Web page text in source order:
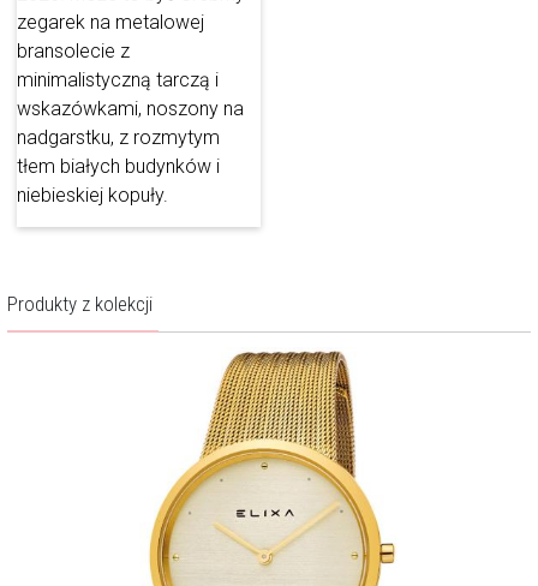
jednej strony to aktualne tendencje, z drugiej twórcy marki składają
hołd kobiecości – barwnej, różnorodnej, intrygującej.
Więcej o marce
Produkty z kolekcji